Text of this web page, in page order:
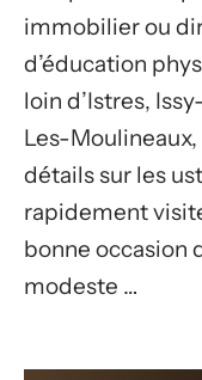
immobilier ou
d’éducation
loin d’Istres,
Les-Moulineaux,
détails sur les
rapidement
bonne occasion
modeste …